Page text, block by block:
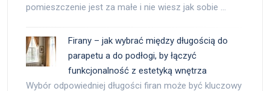
pomieszczenie jest za małe i nie wiesz jak sobie …
Firany – jak wybrać między długością do
parapetu a do podłogi, by łączyć
funkcjonalność z estetyką wnętrza
Wybór odpowiedniej długości firan może być kluczowy